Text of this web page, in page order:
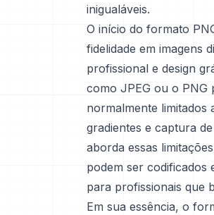
inigualáveis.
O início do formato
fidelidade em imagens
profissional e design
como JPEG ou o PNG
normalmente limitados
gradientes e captura
aborda essas
podem ser codificados
para profissionais que
Em sua essência, o